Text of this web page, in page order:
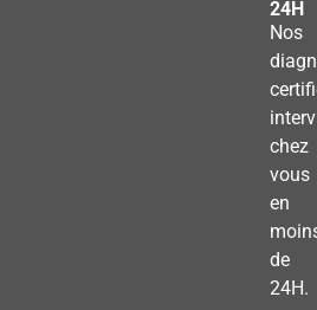
24H
Nos
chez
vous
en
de
24H.